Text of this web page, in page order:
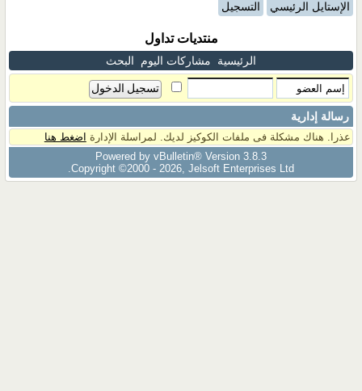
الإستايل الرئيسي التسجيل
منتديات تداول
الرئيسية مشاركات اليوم البحث
رسالة إدارية
عذرا. هناك مشكلة فى ملفات الكوكيز لديك. لمراسلة الإدارة اضغط هنا
Powered by vBulletin® Version 3.8.3
Copyright ©2000 - 2026, Jelsoft Enterprises Ltd.